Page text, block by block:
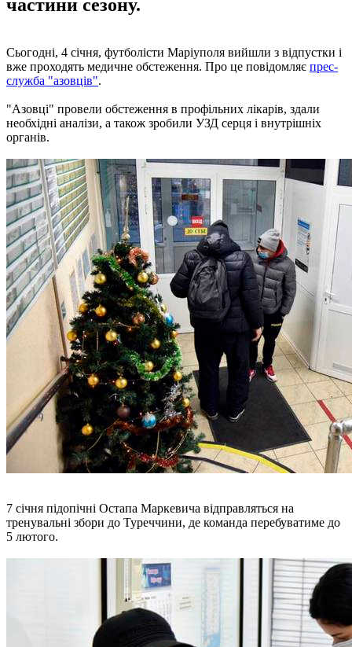
частини сезону.
Сьогодні, 4 січня, футболісти Маріуполя вийшли з відпустки і
вже проходять медичне обстеження. Про це повідомляє прес-
служба "азовців".
"Азовці" провели обстеження в профільних лікарів, здали
необхідні аналізи, а також зробили УЗД серця і внутрішніх
органів.
7 січня підопічні Остапа Маркевича відправляться на
тренувальні збори до Туреччини, де команда перебуватиме до
5 лютого.